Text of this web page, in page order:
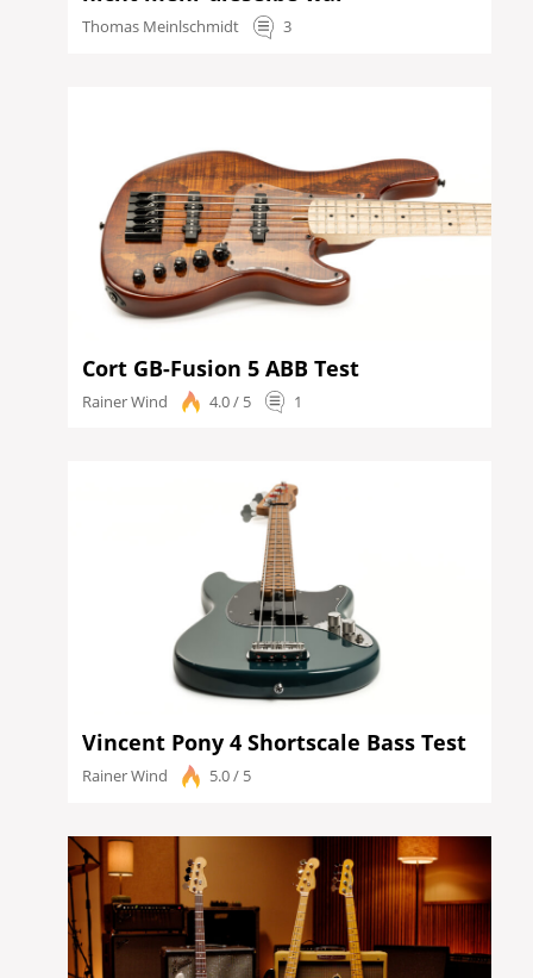
Thomas Meinlschmidt 3
Cort GB-Fusion 5 ABB Test
Rainer Wind 4.0 / 5 1
Vincent Pony 4 Shortscale Bass Test
Rainer Wind 5.0 / 5